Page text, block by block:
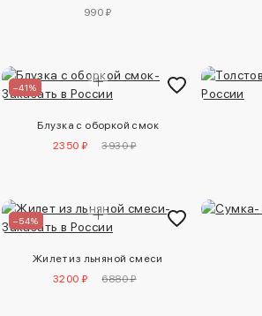
990 ₽
–41%
Блузка с оборкой смок
2350 ₽
3930 ₽
–54%
Жилет из льняной смеси
3200 ₽
6880 ₽